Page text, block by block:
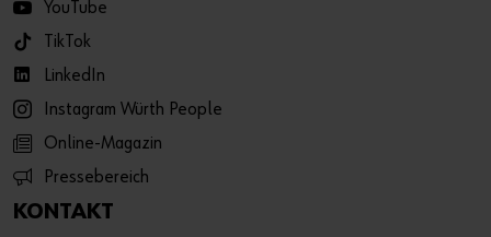
YouTube
TikTok
LinkedIn
Instagram Würth People
Online-Magazin
Pressebereich
KONTAKT